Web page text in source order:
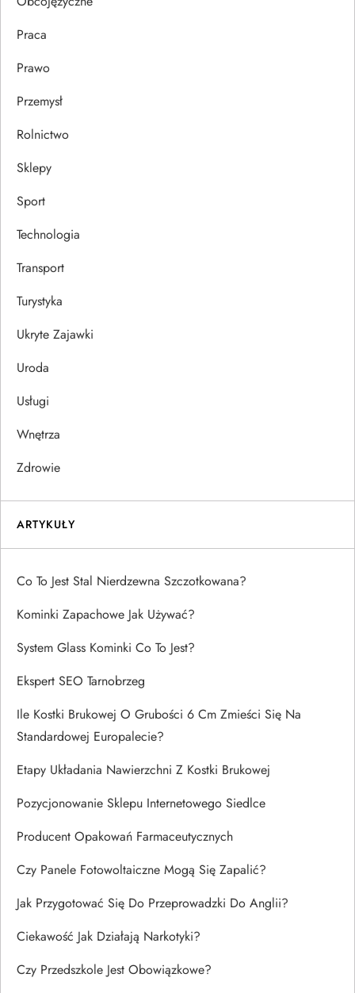
Praca
Prawo
Przemysł
Rolnictwo
Sklepy
Sport
Technologia
Transport
Turystyka
Ukryte Zajawki
Uroda
Usługi
Wnętrza
Zdrowie
ARTYKUŁY
Co To Jest Stal Nierdzewna Szczotkowana?
Kominki Zapachowe Jak Używać?
System Glass Kominki Co To Jest?
Ekspert SEO Tarnobrzeg
Ile Kostki Brukowej O Grubości 6 Cm Zmieści Się Na
Standardowej Europalecie?
Etapy Układania Nawierzchni Z Kostki Brukowej
Pozycjonowanie Sklepu Internetowego Siedlce
Producent Opakowań Farmaceutycznych
Czy Panele Fotowoltaiczne Mogą Się Zapalić?
Jak Przygotować Się Do Przeprowadzki Do Anglii?
Ciekawość Jak Działają Narkotyki?
Czy Przedszkole Jest Obowiązkowe?